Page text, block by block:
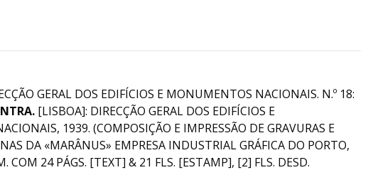
GERAL DOS EDIFÍCIOS E MONUMENTOS NACIONAIS. N.º 18:
[LISBOA]: DIRECÇÃO GERAL DOS EDIFÍCIOS E
1939. (COMPOSIÇÃO E IMPRESSÃO DE GRAVURAS E
DA «MARÂNUS» EMPRESA INDUSTRIAL GRÁFICA DO PORTO,
COM 24 PÁGS. [TEXT] & 21 FLS. [ESTAMP], [2] FLS. DESD.